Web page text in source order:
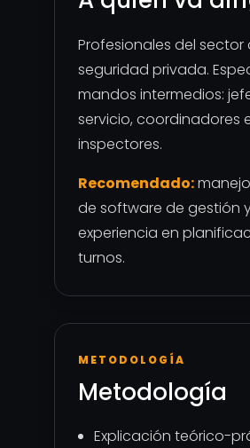
Profesionales del sector
seguridad privada.
mandos intermedios:
servicio, coordinadores
inspectores.
Recomendado:
de software de gestión
experiencia en
turnos.
METODOLOGÍA
Metodología
Explicación teórico-